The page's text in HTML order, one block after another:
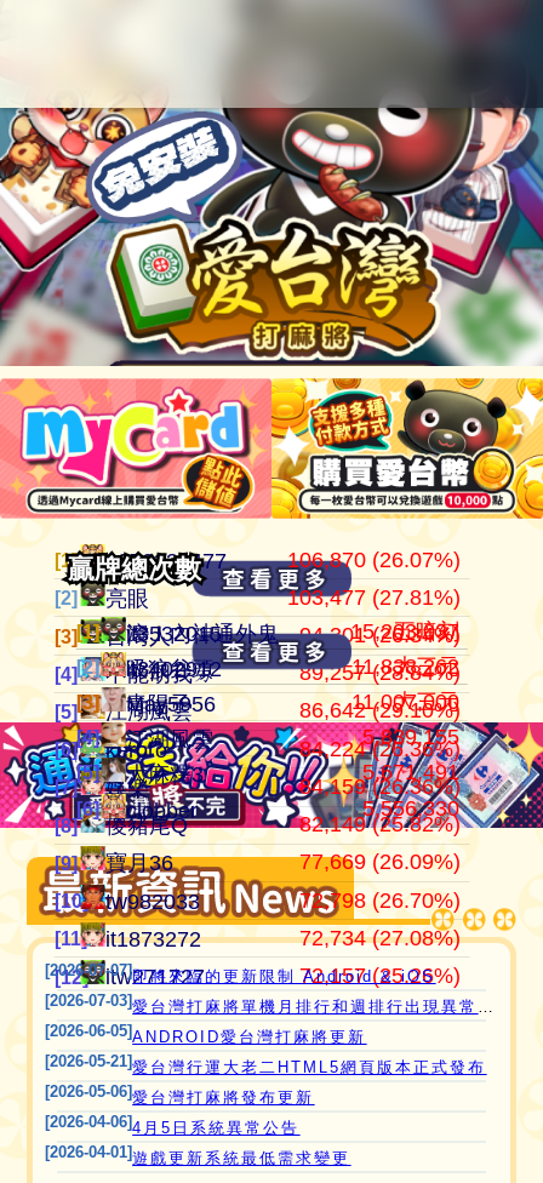
愛台灣打麻將🖥️📱適用於所有市面上大部分
瀏覽器(HTML5 遊戲)，免下載，免安裝，
現在立即點擊馬上玩😊❤️💕😘
[1] 江湖風雲 104,184,201
[2] 田寮阿寶 37,514,997
[3] 11060203 24,268,916
[4] ‘見好就收’ 21,354,199
[5] Apple0613 21,270,160
[6] it2989674 18,649,605
[7] i918472090 15,737,216
[8] ONTARIO歐巴桑 11,221,251
[9] it2967408 9,803,724
[10] i757724391 9,574,806
[11] 青陽子 9,508,995
[12] i339494808 8,424,847
贏牌總次數
贏牌總次數
[1] 0972338477 106,870 (26.07%)
[2] 亮眼 103,477 (27.81%)
[3] 台灣人 94,301 (26.34%)
[4] 不能胡我ㄉ 89,257 (28.84%)
[5] 江湖風雲 86,642 (29.10%)
[6] keroro 84,224 (26.36%)
[7] 娛樂 84,159 (26.36%)
[8] 儍豬尾Q 82,149 (25.82%)
[9] 寶月36 77,669 (26.09%)
[10] tw982033 72,798 (26.70%)
[11] it1873272 72,734 (27.08%)
[12] itw271727 72,157 (25.26%)
[1] 0972338477 409,949
[2] 亮眼 372,053
[3] 台灣人 358,007
[4] keroro 319,481
[5] 娛樂 319,255
[6] 儍豬尾Q 318,123
[7] 不能胡我ㄉ 309,529
[8] 江湖風雲 297,690
[9] 寶月36 297,644
[10] itw271727 285,608
[11] Ｆanny 276,637
[12] tw982033 272,659
[1] 滾！內神通外鬼坐斃A賽金15,203,037
[2] 吸狼谷頭 11,838,262
[3] 青陽子 11,007,000
[4] 江湖風雲 5,839,155
[5] 大麻糬3 5,671,491
[6] clobber 5,556,330
[1] it3532015 五暗刻
[2] it3402912 大三元
[3] May5956 大三元
[2026-07-07]即將來臨的更新限制 Android & iOS
[2026-07-03]
[2026-06-05]ANDROID愛台灣打麻將更新
[2026-05-21]愛台灣行運大老二HTML5網頁版本正式發布
[2026-05-06]愛台灣打麻將發布更新
[2026-04-06]4月5日系統異常公告
[2026-04-01]遊戲更新系統最低需求變更